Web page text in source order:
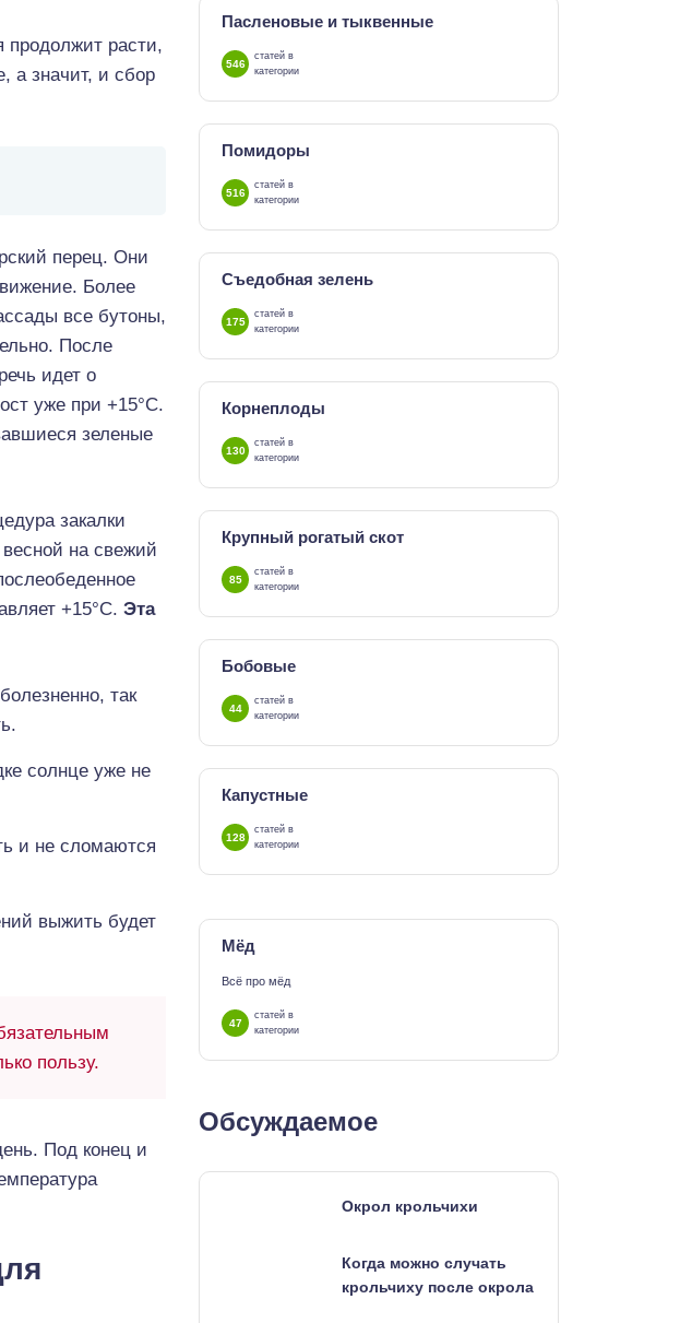
продолжит расти,
а значит, и сбор
перец. Они
Более
все бутоны,
После
идет о
уже при +15°С.
зеленые
закалки
на свежий
+15°С. Эта
так
солнце уже не
и не сломаются
выжить будет
пользу.
Под конец и
Пасленовые и тыквенные
546
статей в
категории
Помидоры
516
статей в
категории
Съедобная зелень
175
статей в
категории
Корнеплоды
130
статей в
категории
Крупный рогатый скот
85
статей в
категории
Бобовые
44
статей в
категории
Капустные
128
статей в
категории
Мёд
Всё про мёд
47
статей в
категории
Обсуждаемое
Окрол крольчихи
Когда можно случать
крольчиху после окрола